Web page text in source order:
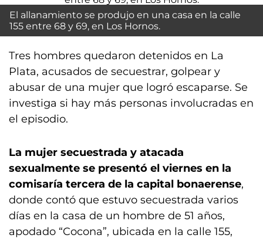
El allanamiento se produjo en una casa en la calle
155 entre 68 y 69, en Los Hornos.
Tres hombres quedaron detenidos en La
Plata, acusados de secuestrar, golpear y
abusar de una mujer que logró escaparse. Se
investiga si hay más personas involucradas en
el episodio.
La mujer secuestrada y atacada
sexualmente se presentó el viernes en la
comisaría tercera de la capital bonaerense,
donde contó que estuvo secuestrada varios
días en la casa de un hombre de 51 años,
apodado “Cocona”, ubicada en la calle 155,